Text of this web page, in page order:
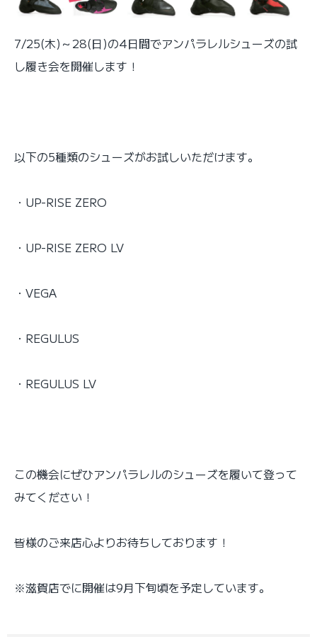
7/25(木)～28(日)の4日間でアンパラレルシューズの試
し履き会を開催します！
以下の5種類のシューズがお試しいただけます。
・UP-RISE ZERO
・UP-RISE ZERO LV
・VEGA
・REGULUS
・REGULUS LV
この機会にぜひアンパラレルのシューズを履いて登って
みてください！
皆様のご来店心よりお待ちしております！
※滋賀店でに開催は9月下旬頃を予定しています。